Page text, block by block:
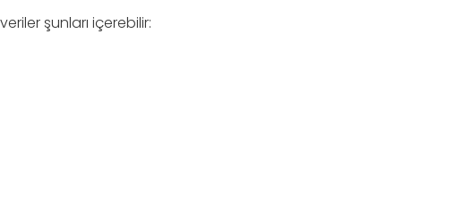
şunları içerebilir: